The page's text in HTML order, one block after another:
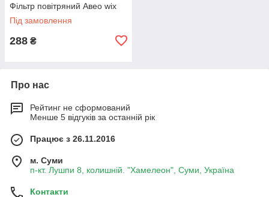
Фільтр повітряний Авео wix
Під замовлення
288 ₴
Про нас
Рейтинг не сформований
Менше 5 відгуків за останній рік
Працює з 26.11.2016
м. Суми
п-кт. Лушпи 8, колишній. "Хамелеон", Суми, Україна
Контакти